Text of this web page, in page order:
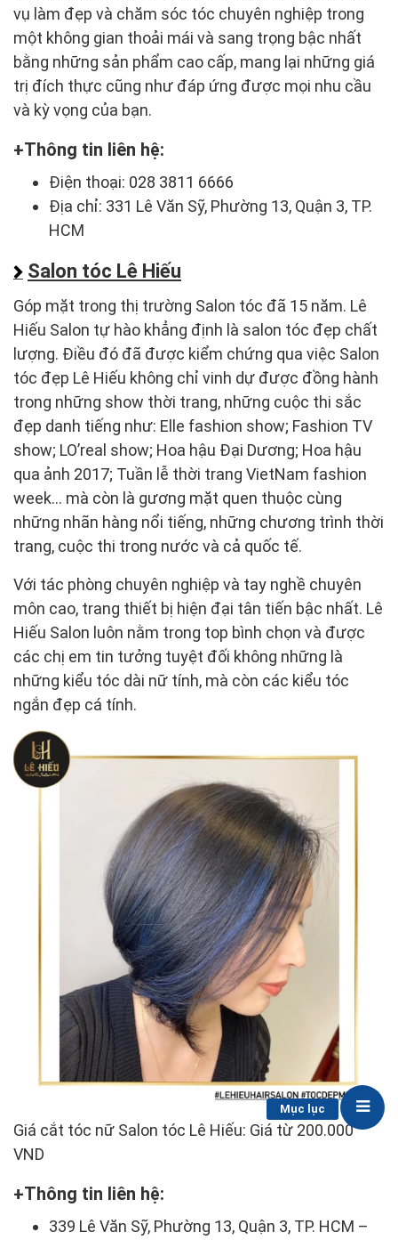
Mục lục
vụ làm đẹp và chăm sóc tóc chuyên nghiệp trong
một không gian thoải mái và sang trọng bậc nhất
bằng những sản phẩm cao cấp, mang lại những giá
trị đích thực cũng như đáp ứng được mọi nhu cầu
và kỳ vọng của bạn.
Thông tin liên hệ:
Điện thoại: 028 3811 6666
Địa chỉ: 331 Lê Văn Sỹ, Phường 13, Quận 3, TP.
HCM
Salon tóc Lê Hiếu
Góp mặt trong thị trường Salon tóc đã 15 năm. Lê
Hiếu Salon tự hào khẳng định là salon tóc đẹp chất
lượng. Điều đó đã được kiểm chứng qua việc Salon
tóc đẹp Lê Hiếu không chỉ vinh dự được đồng hành
trong những show thời trang, những cuộc thi sắc
đẹp danh tiếng như: Elle fashion show; Fashion TV
show; LO’real show; Hoa hậu Đại Dương; Hoa hậu
qua ảnh 2017; Tuần lễ thời trang VietNam fashion
week… mà còn là gương mặt quen thuộc cùng
những nhãn hàng nổi tiếng, những chương trình thời
trang, cuộc thi trong nước và cả quốc tế.
Với tác phòng chuyên nghiệp và tay nghề chuyên
môn cao, trang thiết bị hiện đại tân tiến bậc nhất. Lê
Hiếu Salon luôn nằm trong top bình chọn và được
các chị em tin tưởng tuyệt đối không những là
những kiểu tóc dài nữ tính, mà còn các kiểu tóc
ngắn đẹp cá tính.
Giá cắt tóc nữ Salon tóc Lê Hiếu: Giá từ 200.000
VND
Thông tin liên hệ:
339 Lê Văn Sỹ, Phường 13, Quận 3, TP. HCM –